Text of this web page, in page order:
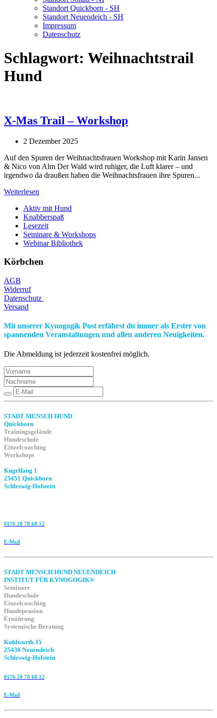
Standort Quickborn - SH
Standort Neuendeich - SH
Impressum
Datenschutz
Schlagwort: Weihnachtstrail
Hund
X-Mas Trail – Workshop
2 Dezember 2025
Auf den Spuren der Weihnachtsfrauen Workshop mit Karin Jansen
& Nico von Alm Der Wald wird ruhiger, die Luft klarer – und
irgendwo da draußen haben die Weihnachtsfrauen ihre Spuren...
Weiterlesen
Aktiv mit Hund
Knabberspaß
Lesezeit
Seminare & Workshops
Webinar Bibliothek
Körbchen
AGB
Widerruf
Datenschutz
Versand
Mit unserer Kynogogik Post erfährst du immer als Erster von
spannenden Veranstaltungen und allen anderen Neuigkeiten.
Die Abmeldung ist jederzeit kostenfrei möglich.
STADT MENSCH HUND
Quickborn
Trainingsgelände
Hundeschule
Einzelcoaching
Workshops
Kugelfang 1
25451 Quickborn
Schleswig-Holstein
0176 20 78 68 12
E-Mail
STADT MENSCH HUND NEUENDEICH
INSTITUT FÜR KYNOGOGIK®
Seminare
Hundeschule
Einzelcoaching
Hundepension
Ernährung
Systemische Beratung
Kuhlworth 35
25436 Neuendeich
Schleswig-Holstein
0176 20 78 68 12
E-Mail